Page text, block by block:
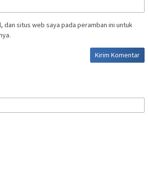
dan situs web saya pada peramban ini untuk